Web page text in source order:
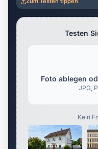
Testen
Foto ablegen
JPG,
Kein